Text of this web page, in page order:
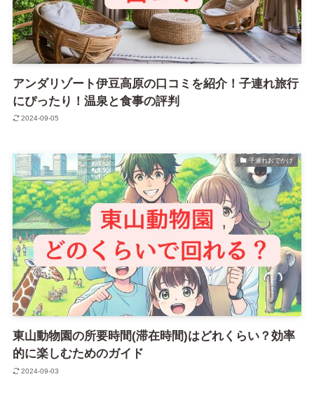
アンダリゾート伊豆高原の口コミを紹介！子連れ旅行
にぴったり！温泉と食事の評判
2024-09-05
子連れおでかけ
東山動物園の所要時間(滞在時間)はどれくらい？効率
的に楽しむためのガイド
2024-09-03